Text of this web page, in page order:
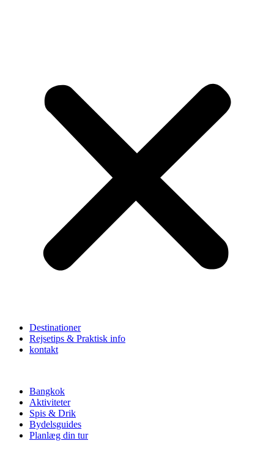
Destinationer
Rejsetips & Praktisk info
kontakt
Bangkok
Aktiviteter
Spis & Drik
Bydelsguides
Planlæg din tur